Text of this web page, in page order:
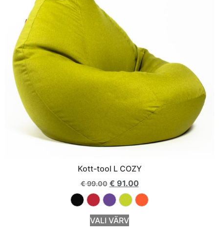
Kott-tool L COZY
€99.00 € 91.00
VALI VÄRV